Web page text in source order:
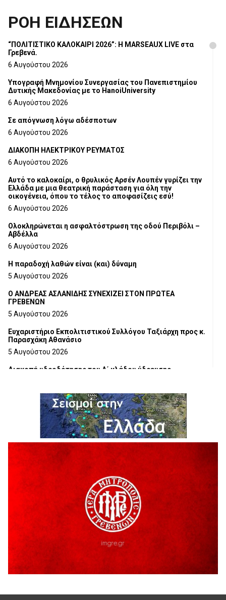
ΡΟΗ ΕΙΔΗΣΕΩΝ
“ΠΟΛΙΤΙΣΤΙΚΟ ΚΑΛΟΚΑΙΡΙ 2026”: Η MARSEAUX LIVE στα
Γρεβενά.
6 Αυγούστου 2026
Υπογραφή Μνημονίου Συνεργασίας του Πανεπιστημίου
Δυτικής Μακεδονίας με το HanoiUniversity
6 Αυγούστου 2026
Σε απόγνωση λόγω αδέσποτων
6 Αυγούστου 2026
ΔΙΑΚΟΠΗ ΗΛΕΚΤΡΙΚΟΥ ΡΕΥΜΑΤΟΣ
6 Αυγούστου 2026
Αυτό το καλοκαίρι, ο θρυλικός Αρσέν Λουπέν γυρίζει την
Ελλάδα με μια θεατρική παράσταση για όλη την
οικογένεια, όπου το τέλος το αποφασίζεις εσύ!
6 Αυγούστου 2026
Ολοκληρώνεται η ασφαλτόστρωση της οδού Περιβόλι –
Αβδέλλα
6 Αυγούστου 2026
H παραδοχή λαθών είναι (και) δύναμη
5 Αυγούστου 2026
Ο ΑΝΔΡΕΑΣ ΑΣΛΑΝΙΔΗΣ ΣΥΝΕΧΙΖΕΙ ΣΤΟΝ ΠΡΩΤΕΑ
ΓΡΕΒΕΝΩΝ
5 Αυγούστου 2026
Ευχαριστήριο Εκπολιτιστικού Συλλόγου Ταξιάρχη προς κ.
Παρασχάκη Αθανάσιο
5 Αυγούστου 2026
Διακοπή υδροδότησης του Α΄ κλάδου ύδρευσης
Η Marseaux στα Γρεβενά για μια μοναδική συναυλία
5 Αυγούστου 2026
Θερινό Σινεμά στο πλαίσιο του «Πολιτιστικού
Καλοκαιριού 2026» με την βραβευμένη ταινία «Μικρές
Ανάσες».
5 Αυγούστου 2026
Γρεβενά: Συνελήφθη 18χρονος αλλοδαπός, για κλοπή
εξοπλισμού γυμναστηρίου
5 Αυγούστου 2026
ΑΗ ΛΑΟΣ | 5 Αυγούστου | Υπαίθριο Θέατρο “Καστράκι”,
41η Γιορτή Κρασιού στο Τρίκωμο – «Γιορτή Παράδοσης»
5 Αυγούστου 2026